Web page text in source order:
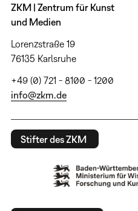
ZKM | Zentrum für Kunst
und Medien
Lorenzstraße 19
76135 Karlsruhe
+49 (0) 721 - 8100 - 1200
info@zkm.de
Stifter des ZKM